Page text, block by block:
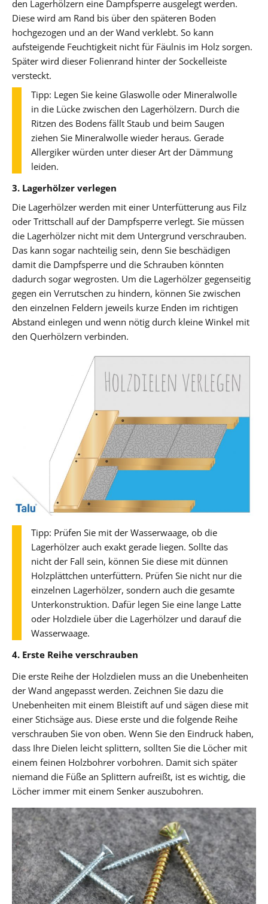
den Lagerhölzern eine Dampfsperre ausgelegt werden.
Diese wird am Rand bis über den späteren Boden
hochgezogen und an der Wand verklebt. So kann
aufsteigende Feuchtigkeit nicht für Fäulnis im Holz sorgen.
Später wird dieser Folienrand hinter der Sockelleiste
versteckt.
Tipp: Legen Sie keine Glaswolle oder Mineralwolle
in die Lücke zwischen den Lagerhölzern. Durch die
Ritzen des Bodens fällt Staub und beim Saugen
ziehen Sie Mineralwolle wieder heraus. Gerade
Allergiker würden unter dieser Art der Dämmung
leiden.
3. Lagerhölzer verlegen
Die Lagerhölzer werden mit einer Unterfütterung aus Filz
oder Trittschall auf der Dampfsperre verlegt. Sie müssen
die Lagerhölzer nicht mit dem Untergrund verschrauben.
Das kann sogar nachteilig sein, denn Sie beschädigen
damit die Dampfsperre und die Schrauben könnten
dadurch sogar wegrosten. Um die Lagerhölzer gegenseitig
gegen ein Verrutschen zu hindern, können Sie zwischen
den einzelnen Feldern jeweils kurze Enden im richtigen
Abstand einlegen und wenn nötig durch kleine Winkel mit
den Querhölzern verbinden.
Tipp: Prüfen Sie mit der Wasserwaage, ob die
Lagerhölzer auch exakt gerade liegen. Sollte das
nicht der Fall sein, können Sie diese mit dünnen
Holzplättchen unterfüttern. Prüfen Sie nicht nur die
einzelnen Lagerhölzer, sondern auch die gesamte
Unterkonstruktion. Dafür legen Sie eine lange Latte
oder Holzdiele über die Lagerhölzer und darauf die
Wasserwaage.
4. Erste Reihe verschrauben
Die erste Reihe der Holzdielen muss an die Unebenheiten
der Wand angepasst werden. Zeichnen Sie dazu die
Unebenheiten mit einem Bleistift auf und sägen diese mit
einer Stichsäge aus. Diese erste und die folgende Reihe
verschrauben Sie von oben. Wenn Sie den Eindruck haben,
dass Ihre Dielen leicht splittern, sollten Sie die Löcher mit
einem feinen Holzbohrer vorbohren. Damit sich später
niemand die Füße an Splittern aufreißt, ist es wichtig, die
Löcher immer mit einem Senker auszubohren.